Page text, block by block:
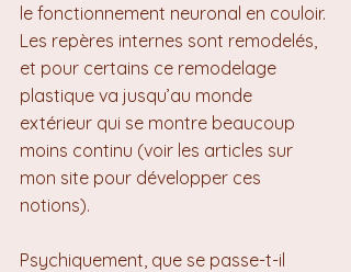
le fonctionnement neuronal en couloir.
Les repères internes sont remodelés,
et pour certains ce remodelage
plastique va jusqu’au monde
extérieur qui se montre beaucoup
moins continu (voir les articles sur
mon site pour développer ces
notions).
Psychiquement, que se passe-t-il